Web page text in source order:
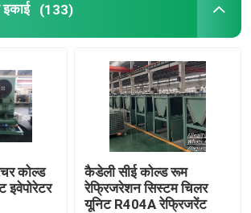
(133)
कोल्ड
कैडेली सीई कोल्ड रूम
रेफ्रिजरेशन सिस्टम चिलर
यूनिट R404A रेफ्रिजरेंट